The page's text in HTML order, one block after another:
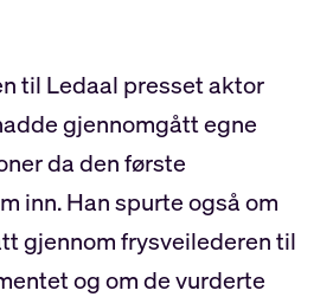
til Ledaal presset aktor
gjennomgått egne
da den første
inn. Han spurte også om
gjennom frysveilederen til
og om de vurderte